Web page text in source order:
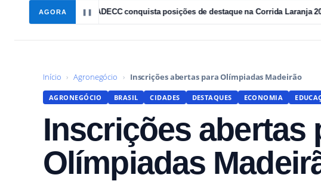
AGORA ❚❚
14:05ADECC conquista posições de destaque na Corrida Laranja 2026, em
Início › Agronegócio › Inscrições abertas para Olímpiadas Madeirão
AGRONEGÓCIO BRASIL CIDADES DESTAQUES ECONOMIA
Inscrições abertas
Olímpiadas